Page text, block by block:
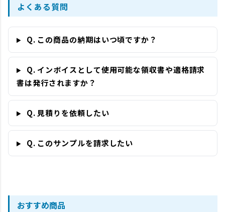
よくある質問
Q. この商品の納期はいつ頃ですか？
Q. インボイスとして使用可能な領収書や適格請求
書は発行されますか？
Q. 見積りを依頼したい
Q. このサンプルを請求したい
おすすめ商品